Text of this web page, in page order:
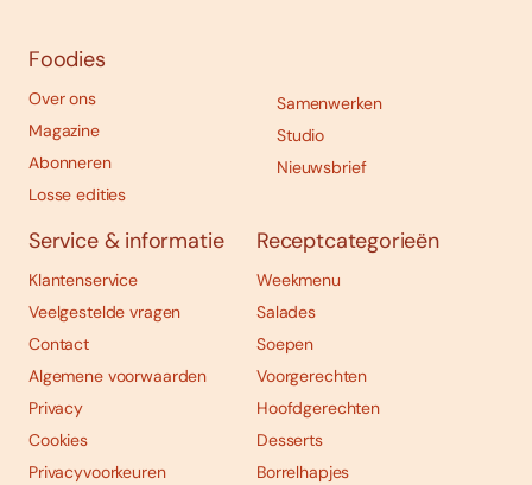
Foodies
Over ons
Magazine
Abonneren
Losse edities
Samenwerken
Studio
Nieuwsbrief
Service & informatie
Klantenservice
Veelgestelde vragen
Contact
Algemene voorwaarden
Privacy
Cookies
Privacyvoorkeuren
Receptcategorieën
Weekmenu
Salades
Soepen
Voorgerechten
Hoofdgerechten
Desserts
Borrelhapjes